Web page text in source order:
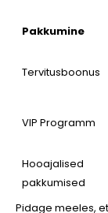
Pakkumine
Tervitusboonus
VIP Programm
Hooajalised
pakkumised
Pidage meeles,